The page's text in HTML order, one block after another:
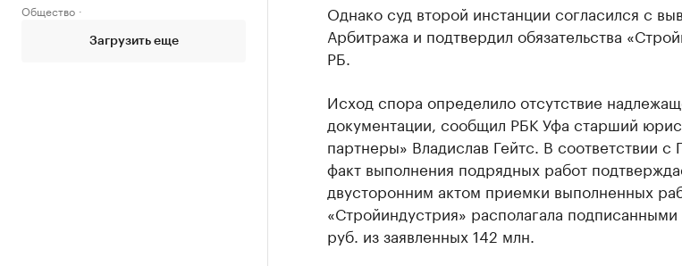
Общество
Загрузить еще
Однако суд второй инстанции согласился с
Арбитража и подтвердил обязательства
РБ.
Исход спора определило отсутствие
документации, сообщил РБК Уфа старший
партнеры» Владислав Гейтс. В соответствии
факт выполнения подрядных работ
двусторонним актом приемки выполненных
«Стройиндустрия» располагала
руб. из заявленных 142 млн.